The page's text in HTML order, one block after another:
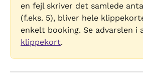
en fejl skriver det samlede
(f.eks. 5), bliver hele
enkelt booking. Se advarslen i
klippekort.